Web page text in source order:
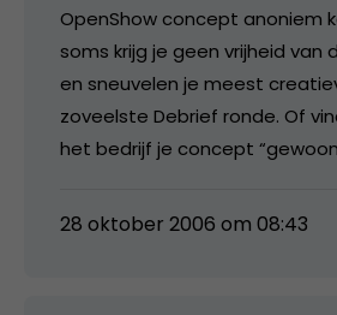
OpenShow concept anoniem
soms krijg je geen vrijheid van
en sneuvelen je meest
zoveelste Debrief ronde. Of
het bedrijf je concept
28 oktober 2006 om 08:43